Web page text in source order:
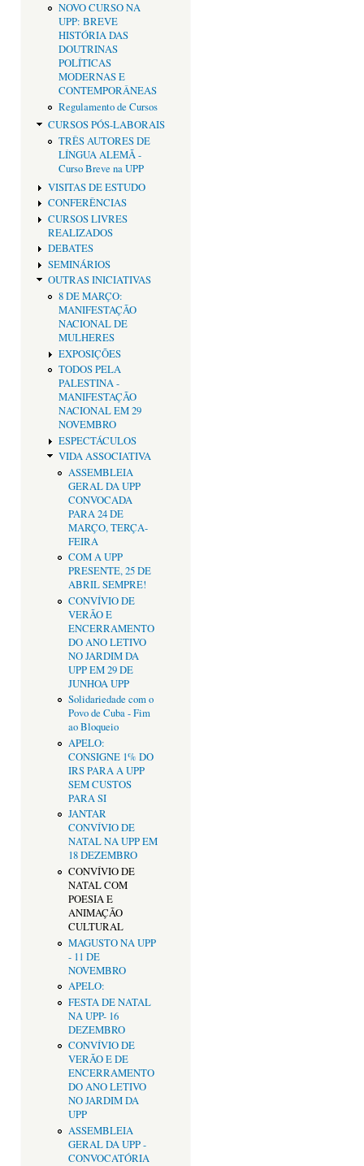
NOVO CURSO NA
UPP: BREVE
HISTÓRIA DAS
DOUTRINAS
POLÍTICAS
MODERNAS E
CONTEMPORÂNEAS
Regulamento de Cursos
CURSOS PÓS-LABORAIS
TRÊS AUTORES DE
LÍNGUA ALEMÃ -
Curso Breve na UPP
VISITAS DE ESTUDO
CONFERÊNCIAS
CURSOS LIVRES
REALIZADOS
DEBATES
SEMINÁRIOS
OUTRAS INICIATIVAS
8 DE MARÇO:
MANIFESTAÇÃO
NACIONAL DE
MULHERES
EXPOSIÇÕES
TODOS PELA
PALESTINA -
MANIFESTAÇÃO
NACIONAL EM 29
NOVEMBRO
ESPECTÁCULOS
VIDA ASSOCIATIVA
ASSEMBLEIA
GERAL DA UPP
CONVOCADA
PARA 24 DE
MARÇO, TERÇA-
FEIRA
COM A UPP
PRESENTE, 25 DE
ABRIL SEMPRE!
CONVÍVIO DE
VERÃO E
ENCERRAMENTO
DO ANO LETIVO
NO JARDIM DA
UPP EM 29 DE
JUNHOA UPP
Solidariedade com o
Povo de Cuba - Fim
ao Bloqueio
APELO:
CONSIGNE 1% DO
IRS PARA A UPP
SEM CUSTOS
PARA SI
JANTAR
CONVÍVIO DE
NATAL NA UPP EM
18 DEZEMBRO
CONVÍVIO DE
NATAL COM
POESIA E
ANIMAÇÃO
CULTURAL
MAGUSTO NA UPP
- 11 DE
NOVEMBRO
APELO:
FESTA DE NATAL
NA UPP- 16
DEZEMBRO
CONVÍVIO DE
VERÃO E DE
ENCERRAMENTO
DO ANO LETIVO
NO JARDIM DA
UPP
ASSEMBLEIA
GERAL DA UPP -
CONVOCATÓRIA